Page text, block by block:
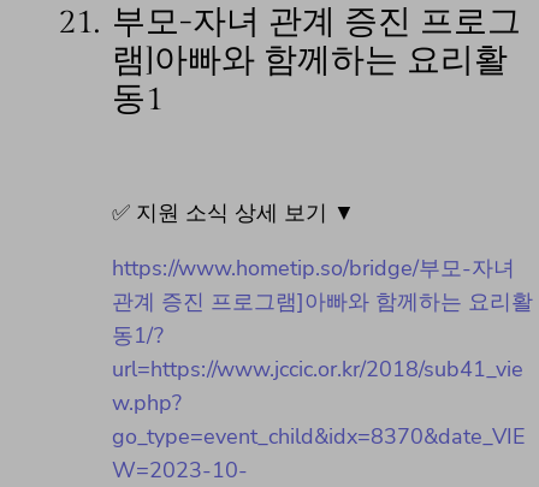
21. 부모-자녀 관계 증진 프로그
램]아빠와 함께하는 요리활
동1
✅ 지원 소식 상세 보기 ▼
https://www.hometip.so/bridge/부모-자녀
관계 증진 프로그램]아빠와 함께하는 요리활
동1/?
url=https://www.jccic.or.kr/2018/sub41_vie
w.php?
go_type=event_child&idx=8370&date_VIE
W=2023-10-